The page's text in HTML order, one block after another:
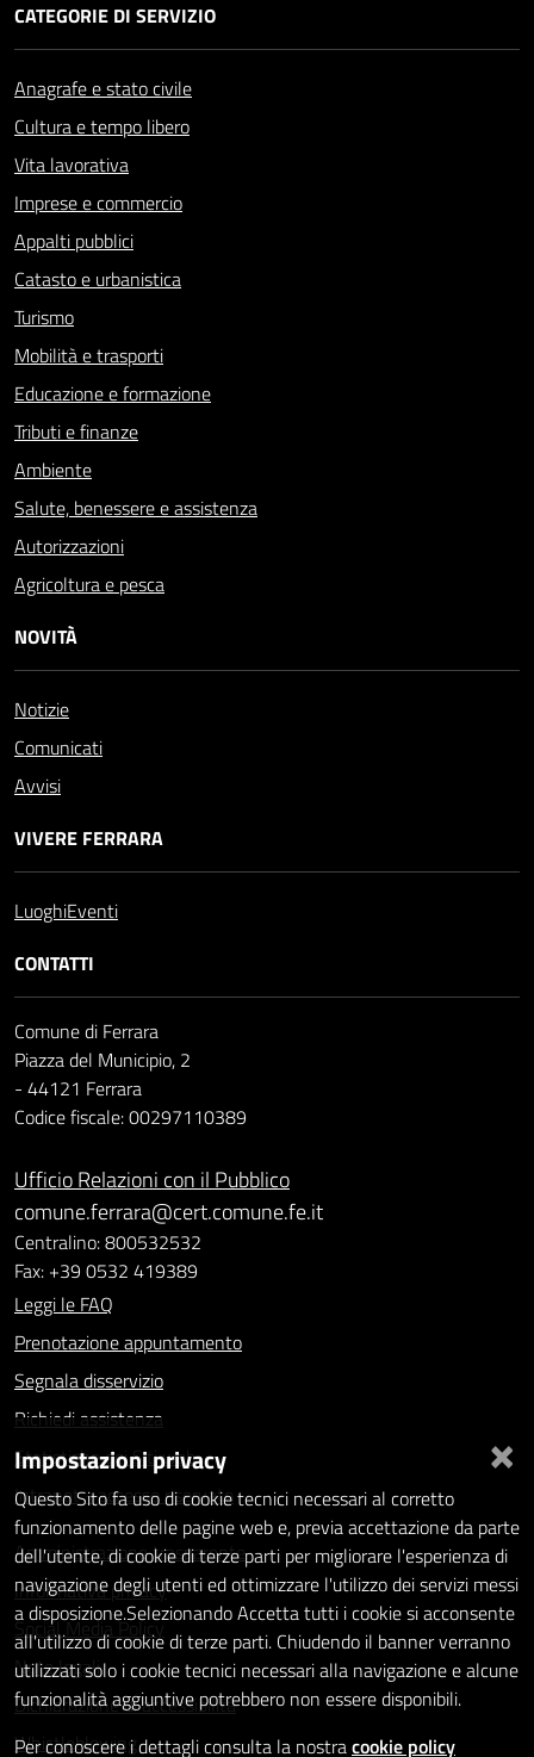
CATEGORIE DI SERVIZIO
Anagrafe e stato civile
Cultura e tempo libero
Vita lavorativa
Imprese e commercio
Appalti pubblici
Catasto e urbanistica
Turismo
Mobilità e trasporti
Educazione e formazione
Tributi e finanze
Ambiente
Salute, benessere e assistenza
Autorizzazioni
Agricoltura e pesca
NOVITÀ
Notizie
Comunicati
Avvisi
VIVERE FERRARA
LuoghiEventi
CONTATTI
Comune di Ferrara
Piazza del Municipio, 2
- 44121 Ferrara
Codice fiscale: 00297110389
Ufficio Relazioni con il Pubblico
comune.ferrara@cert.comune.fe.it
Centralino: 800532532
Fax: +39 0532 419389
Leggi le FAQ
Prenotazione appuntamento
Segnala disservizio
Richiedi assistenza
Statistiche dei Siti web
Intranet - accesso riservato
Amministrazione trasparente
Informativa privacy
Social Media Policy
Note legali
Dichiarazione di accessibilità
Whistleblowing
×
Impostazioni privacy
Questo Sito fa uso di cookie tecnici necessari al corretto
funzionamento delle pagine web e, previa accettazione da parte
dell'utente, di cookie di terze parti per migliorare l'esperienza di
navigazione degli utenti ed ottimizzare l'utilizzo dei servizi messi
a disposizione.Selezionando Accetta tutti i cookie si acconsente
all'utilizzo di cookie di terze parti. Chiudendo il banner verranno
utilizzati solo i cookie tecnici necessari alla navigazione e alcune
funzionalità aggiuntive potrebbero non essere disponibili.
Per conoscere i dettagli consulta la nostracookie policy